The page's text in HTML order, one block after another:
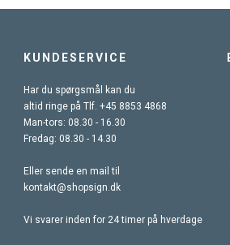
KUNDESERVICE
Har du spørgsmål kan du
altid ringe på Tlf. +45 8853 4868
Man-tors: 08.30 - 16.30
Fredag: 08.30 - 14.30
Eller sende en mail til
kontakt@shopsign.dk
Vi svarer inden for 24 timer på hverdage